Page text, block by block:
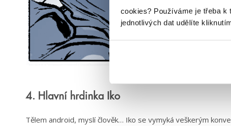
cookies? Používáme je třeba k
jednotlivých dat udělíte
4. Hlavní hrdinka Iko
Tělem android, myslí člověk… Iko se vymyká veškerým